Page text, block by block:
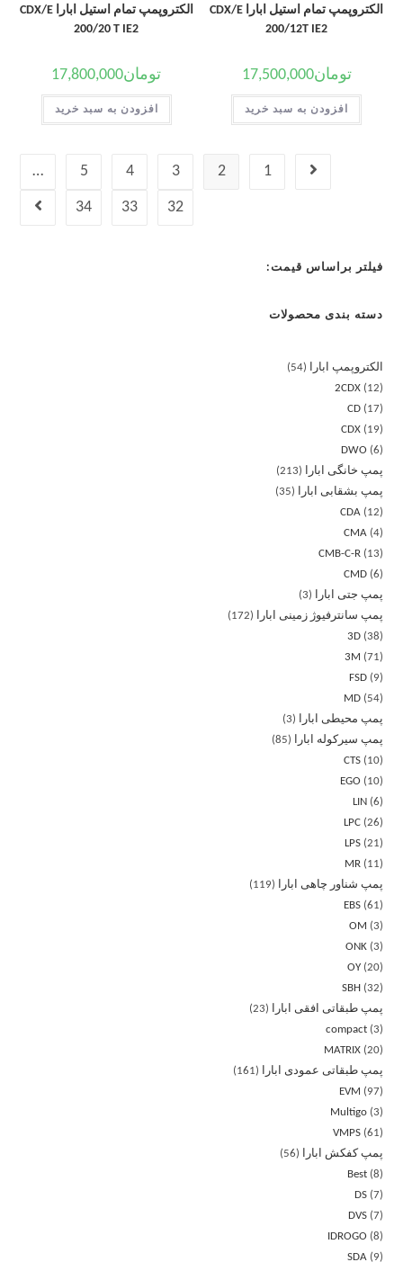
الکتروپمپ تمام استیل ابارا CDX/E
200/12T IE2
تومان17,500,000
افزودن به سبد خرید
الکتروپمپ تمام استیل ابارا CDX/E
200/20 T IE2
تومان17,800,000
افزودن به سبد خرید
1
2
3
4
5
…
32
33
34
فیلتر براساس قیمت:
دسته بندی محصولات
الکتروپمپ ابارا
54
2CDX
12
CD
17
CDX
19
DWO
6
پمپ خانگی ابارا
213
پمپ بشقابی ابارا
35
CDA
12
CMA 4
CMB-C-R
13
CMD 6
پمپ جتی ابارا
3
پمپ سانترفیوژ زمینی ابارا
172
3D 38
3M
71
FSD
9
MD
54
پمپ محیطی ابارا
3
پمپ سیرکوله ابارا
85
CTS
10
EGO
10
LIN
6
LPC 26
LPS 21
MR
11
پمپ شناور چاهی ابارا
119
EBS 61
OM
3
ONK 3
OY 20
SBH
32
پمپ طبقاتی افقی ابارا
23
compact 3
MATRIX 20
پمپ طبقاتی عمودی ابارا
161
EVM
97
Multigo 3
VMPS 61
پمپ کفکش ابارا
56
Best 8
DS 7
DVS 7
IDROGO
8
SDA
9